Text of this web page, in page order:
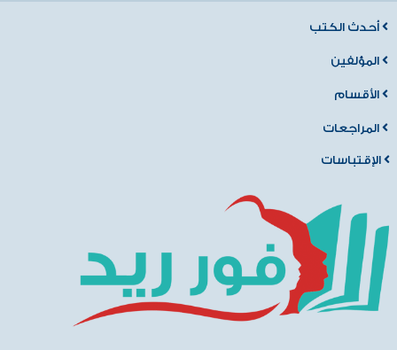
أحدث الكتب
المؤلفين
الأقسام
المراجعات
الإقتباسات